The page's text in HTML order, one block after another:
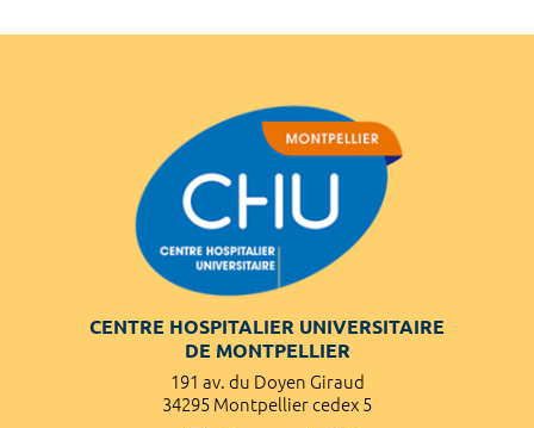
CENTRE HOSPITALIER UNIVERSITAIRE
DE MONTPELLIER
191 av. du Doyen Giraud
34295 Montpellier cedex 5